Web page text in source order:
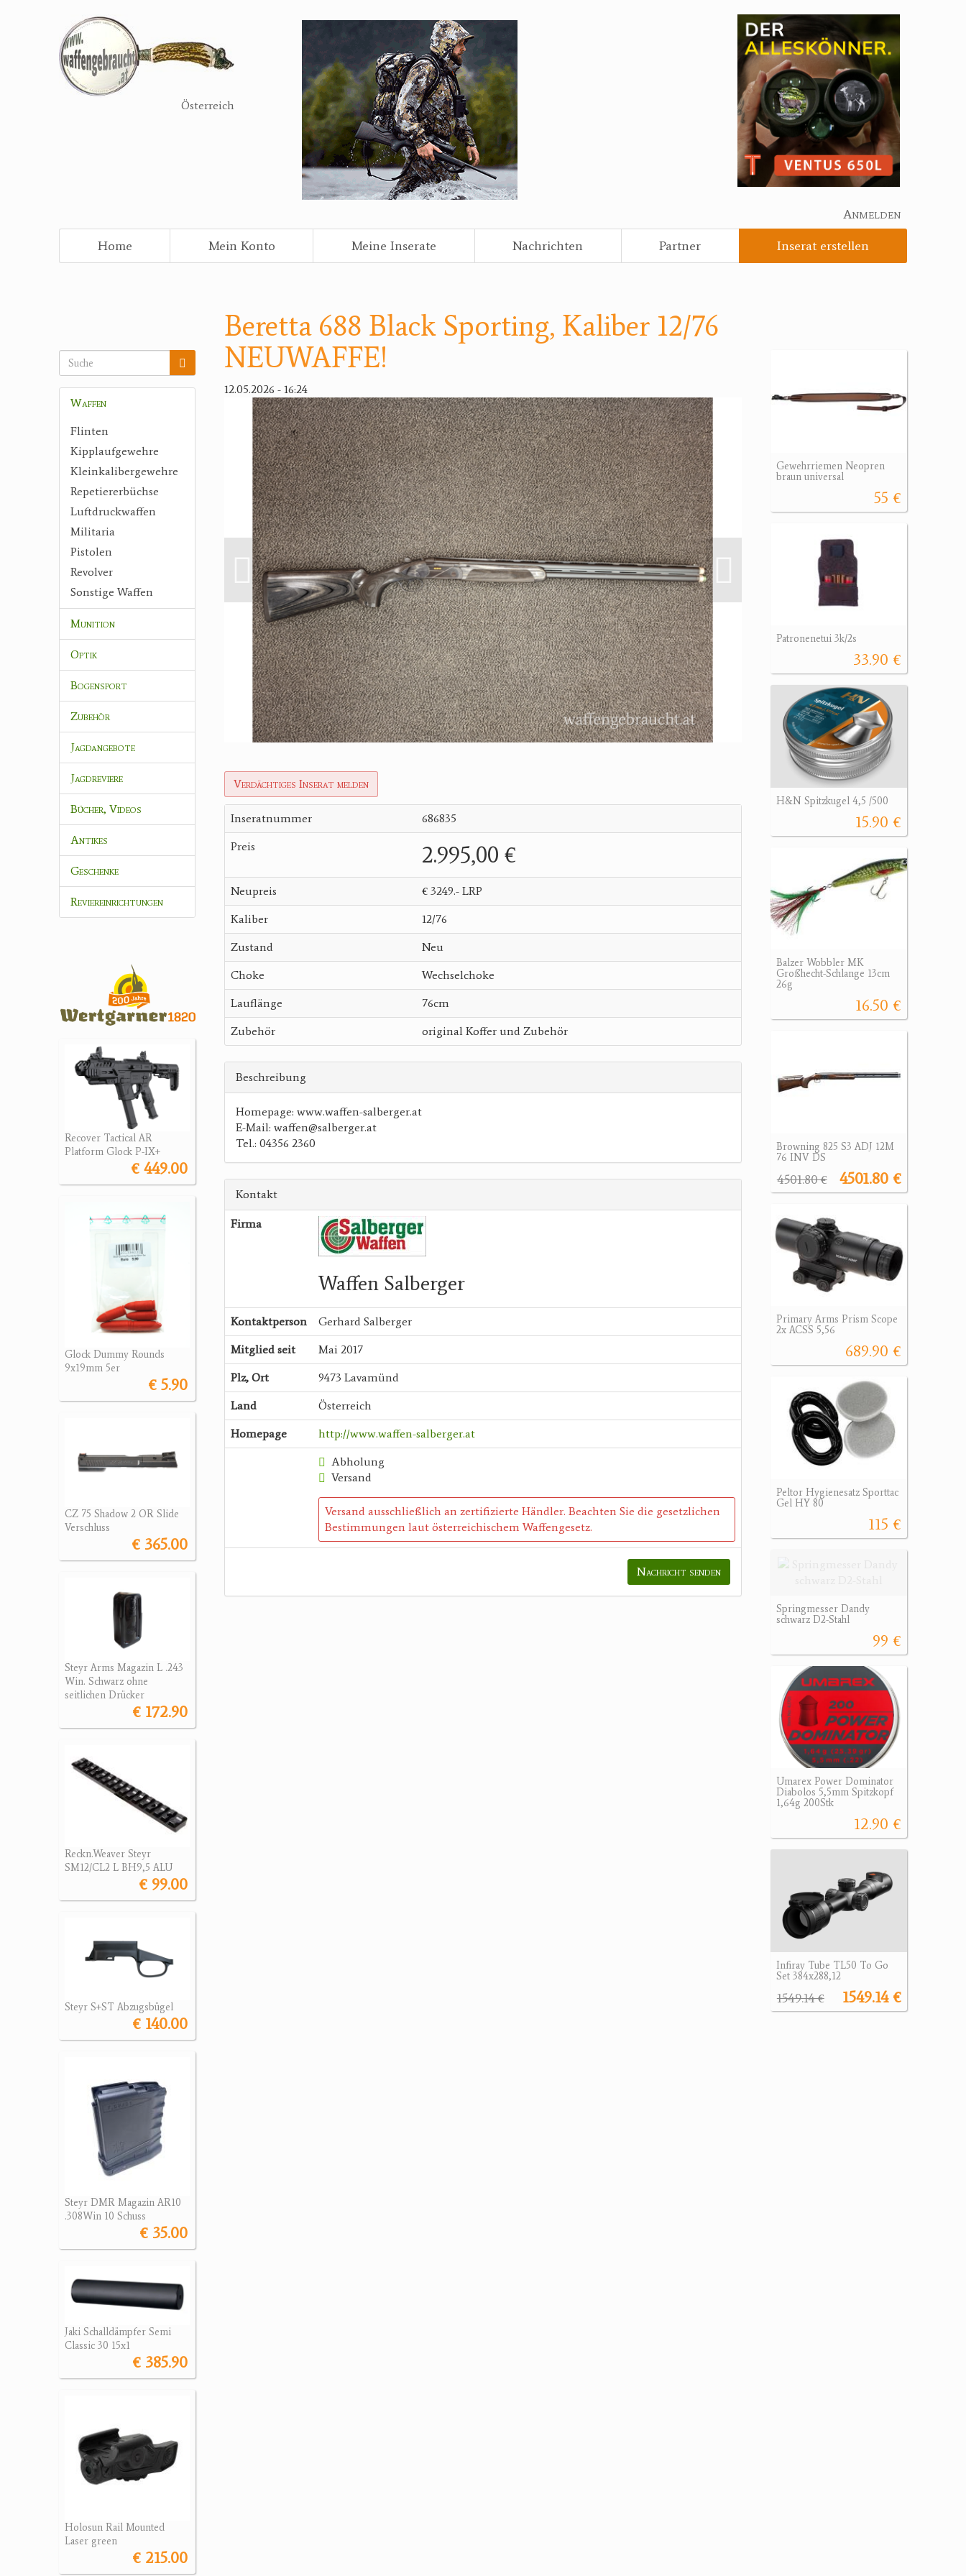
Österreich
Anmelden
Home
Mein Konto Meine Inserate Nachrichten Partner Inserat erstellen
Waffen
Flinten
Kipplaufgewehre
Kleinkalibergewehre
Repetiererbüchse
Luftdruckwaffen
Militaria
Pistolen
Revolver
Sonstige Waffen
Munition
Optik
Bogensport
Zubehör
Jagdangebote
Jagdreviere
Bücher, Videos
Antikes
Geschenke
Reviereinrichtungen
Recover Tactical AR
Platform Glock P-IX+
€ 449.00
Glock Dummy Rounds
9x19mm 5er
€ 5.90
CZ 75 Shadow 2 OR Slide
Verschluss
€ 365.00
Steyr Arms Magazin L .243
Win. Schwarz ohne
seitlichen Drücker
€ 172.90
Reckn.Weaver Steyr
SM12/CL2 L BH9,5 ALU
€ 99.00
Steyr S+ST Abzugsbügel
€ 140.00
Steyr DMR Magazin AR10
.308Win 10 Schuss
€ 35.00
Jaki Schalldämpfer Semi
Classic 30 15x1
€ 385.90
Holosun Rail Mounted
Laser green
€ 215.00
Beretta 688 Black Sporting, Kaliber 12/76
NEUWAFFE!
12.05.2026 - 16:24
Verdächtiges Inserat melden
Inseratnummer 686835
Preis 2.995,00 €
Neupreis € 3249.- LRP
Kaliber 12/76
Zustand Neu
Choke Wechselchoke
Lauflänge 76cm
Zubehör original Koffer und Zubehör
Beschreibung
Homepage: www.waffen-salberger.at
E-Mail: waffen@salberger.at
Tel.: 04356 2360
Kontakt
Firma
Waffen Salberger
Kontaktperson Gerhard Salberger
Mitglied seit Mai 2017
Plz, Ort 9473 Lavamünd
Land Österreich
Homepage http://www.waffen-salberger.at
Abholung
Versand
Versand ausschließlich an zertifizierte Händler. Beachten Sie die gesetzlichen
Bestimmungen laut österreichischem Waffengesetz.
Nachricht senden
Gewehrriemen Neopren
braun universal
55 €
Patronenetui 3k/2s
33.90 €
H&N Spitzkugel 4,5 /500
15.90 €
Balzer Wobbler MK
Großhecht-Schlange 13cm
26g
16.50 €
Browning 825 S3 ADJ 12M
76 INV DS
4501.80 €
4501.80 €
Primary Arms Prism Scope
2x ACSS 5,56
689.90 €
Peltor Hygienesatz Sporttac
Gel HY 80
115 €
Springmesser Dandy
schwarz D2-Stahl
99 €
Umarex Power Dominator
Diabolos 5,5mm Spitzkopf
1,64g 200Stk
12.90 €
Infiray Tube TL50 To Go
Set 384x288,12
1549.14 €
1549.14 €